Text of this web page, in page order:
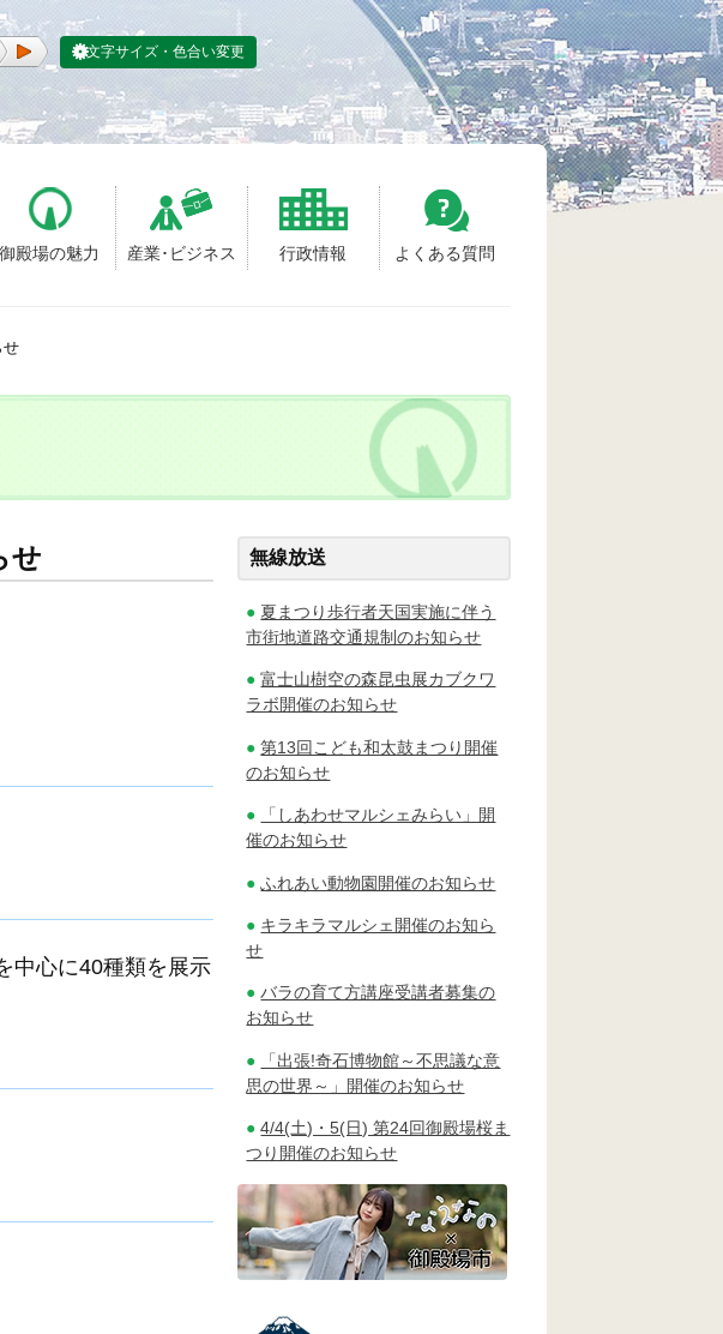
御殿場の魅力 産業･ビジネス 行政情報 よくある質問
文字サイズ・色合い変更
せ
せ
中心に40種類を展示
無線放送
夏まつり歩行者天国実施に伴う
市街地道路交通規制のお知らせ
富士山樹空の森昆虫展カブクワ
ラボ開催のお知らせ
第13回こども和太鼓まつり開催
のお知らせ
「しあわせマルシェみらい」開
催のお知らせ
ふれあい動物園開催のお知らせ
キラキラマルシェ開催のお知ら
せ
バラの育て方講座受講者募集の
お知らせ
「出張!奇石博物館～不思議な意
思の世界～」開催のお知らせ
4/4(土)・5(日) 第24回御殿場桜ま
つり開催のお知らせ